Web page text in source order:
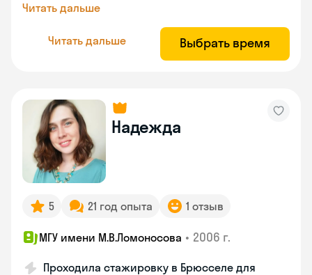
Читать дальше
Читать дальше Выбрать время
Надежда
5 21 год опыта 1 отзыв
МГУ имени М.В.Ломоносова • 2006 г.
Проходила стажировку в Брюсселе для